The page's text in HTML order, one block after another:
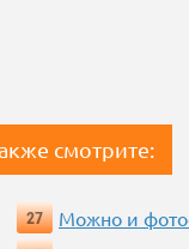
смотрите:
27 Можно и